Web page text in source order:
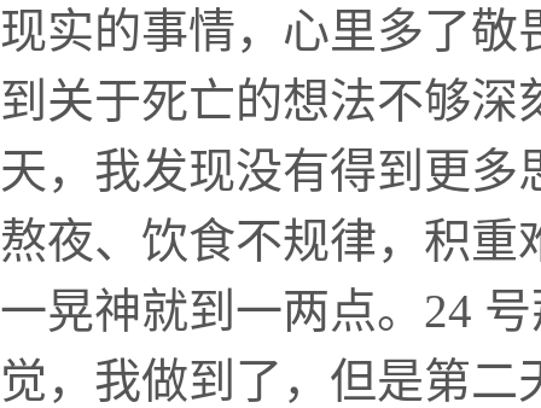
现实的事情，心里多了敬
到关于死亡的想法不够
天，我发现没有得到更
熬夜、饮食不规律，积重
一晃神就到一两点。24
觉，我做到了，但是第二